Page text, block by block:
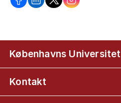
Københavns Universitet
Kontakt